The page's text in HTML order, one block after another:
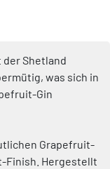
der Shetland
was sich in
Gin
Grapefruit-
Finish. Hergestellt